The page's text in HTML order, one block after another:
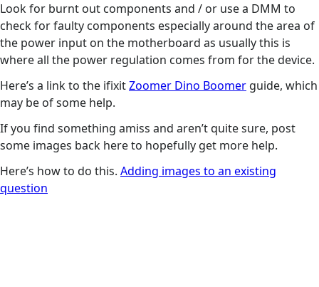
Look for burnt out components and / or use a DMM to
check for faulty components especially around the area of
the power input on the motherboard as usually this is
where all the power regulation comes from for the device.
Here’s a link to the ifixitZoomer Dino Boomer guide, which
may be of some help.
If you find something amiss and aren’t quite sure, post
some images back here to hopefully get more help.
Here’s how to do this. Adding images to an existing
question